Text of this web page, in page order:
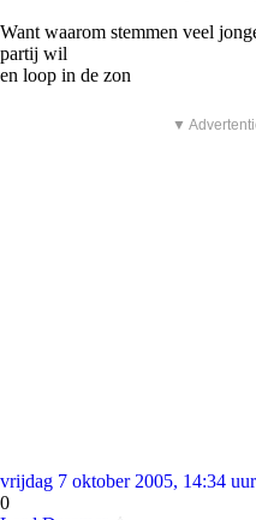
Want waarom stemmen veel
partij wil
en loop in de zon
▼
vrijdag 7 oktober 2005, 14:34 uur
0